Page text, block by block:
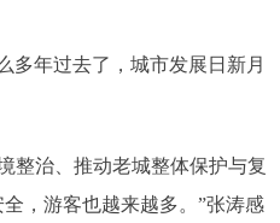
年过去了，城市发展日新月
治、推动老城整体保护与复
，游客也越来越多。”张涛感